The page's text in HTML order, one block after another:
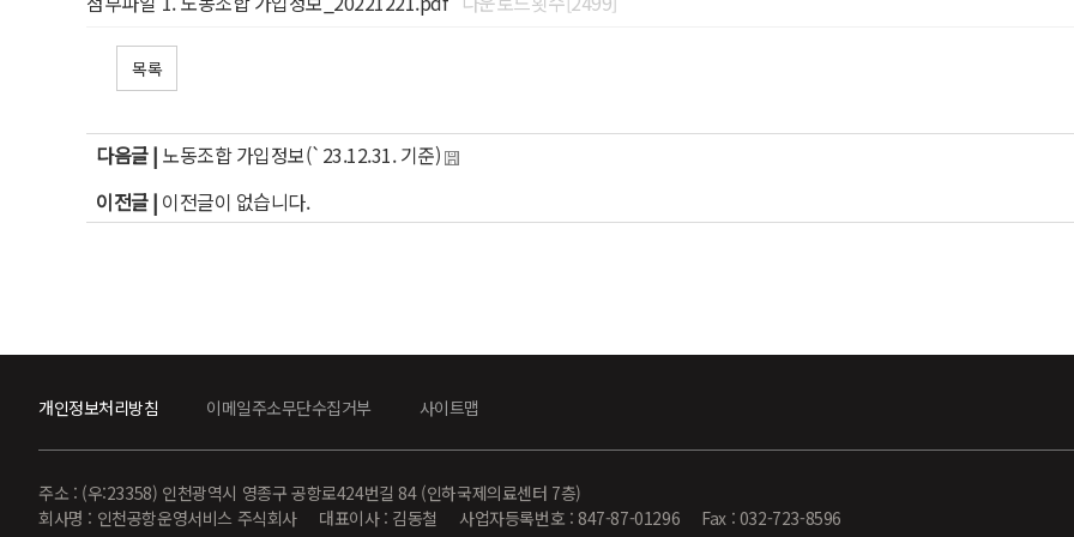
목록
다음글 | 노동조합 가입정보(`23.12.31. 기준)
이전글 | 이전글이 없습니다.
개인정보처리방침 이메일주소무단수집거부 사이트맵
주소 : (우:23358) 인천광역시 영종구 공항로424번길 84 (인하국제의료센터 7층)
회사명 : 인천공항운영서비스 주식회사 대표이사 : 김동철 사업자등록번호 : 847-87-01296 Fax : 032-723-8596